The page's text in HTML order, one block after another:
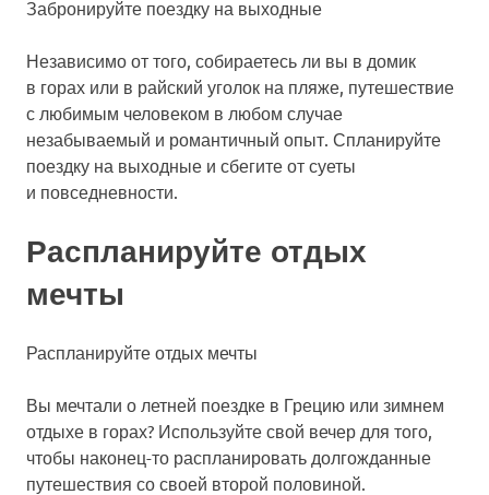
Забронируйте поездку на выходные
Независимо от того, собираетесь ли вы в домик
в горах или в райский уголок на пляже, путешествие
с любимым человеком в любом случае
незабываемый и романтичный опыт. Спланируйте
поездку на выходные и сбегите от суеты
и повседневности.
Распланируйте отдых
мечты
Распланируйте отдых мечты
Вы мечтали о летней поездке в Грецию или зимнем
отдыхе в горах? Используйте свой вечер для того,
чтобы наконец-то распланировать долгожданные
путешествия со своей второй половиной.